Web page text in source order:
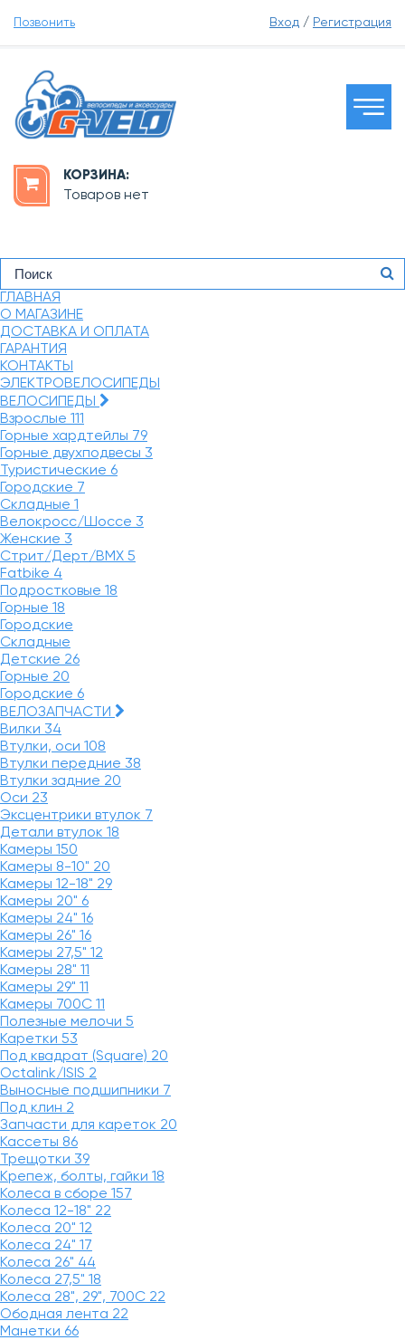
Позвонить Вход / Регистрация
КОРЗИНА:
Товаров нет
ГЛАВНАЯ
О МАГАЗИНЕ
ДОСТАВКА И ОПЛАТА
ГАРАНТИЯ
КОНТАКТЫ
ЭЛЕКТРОВЕЛОСИПЕДЫ
ВЕЛОСИПЕДЫ
Взрослые 111
Горные хардтейлы 79
Горные двухподвесы 3
Туристические 6
Городские 7
Складные 1
Велокросс/Шоссе 3
Женские 3
Стрит/Дерт/BMX 5
Fatbike 4
Подростковые 18
Горные 18
Городские
Складные
Детские 26
Горные 20
Городские 6
ВЕЛОЗАПЧАСТИ
Вилки 34
Втулки, оси 108
Втулки передние 38
Втулки задние 20
Оси 23
Эксцентрики втулок 7
Детали втулок 18
Камеры 150
Камеры 8-10" 20
Камеры 12-18" 29
Камеры 20" 6
Камеры 24" 16
Камеры 26" 16
Камеры 27,5" 12
Камеры 28" 11
Камеры 29" 11
Камеры 700C 11
Полезные мелочи 5
Каретки 53
Под квадрат (Square) 20
Octalink/ISIS 2
Выносные подшипники 7
Под клин 2
Запчасти для кареток 20
Кассеты 86
Трещотки 39
Крепеж, болты, гайки 18
Колеса в сборе 157
Колеса 12-18" 22
Колеса 20" 12
Колеса 24" 17
Колеса 26" 44
Колеса 27,5" 18
Колеса 28", 29", 700С 22
Ободная лента 22
Манетки 66